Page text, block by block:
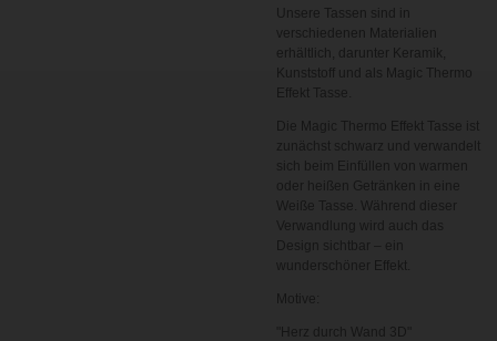
Unsere Tassen sind in
verschiedenen Materialien
erhältlich, darunter Keramik,
Kunststoff und als Magic Thermo
Effekt Tasse.
Die Magic Thermo Effekt Tasse ist
zunächst schwarz und verwandelt
sich beim Einfüllen von warmen
oder heißen Getränken in eine
Weiße Tasse. Während dieser
Verwandlung wird auch das
Design sichtbar – ein
wunderschöner Effekt.
Motive:
"Herz durch Wand 3D"